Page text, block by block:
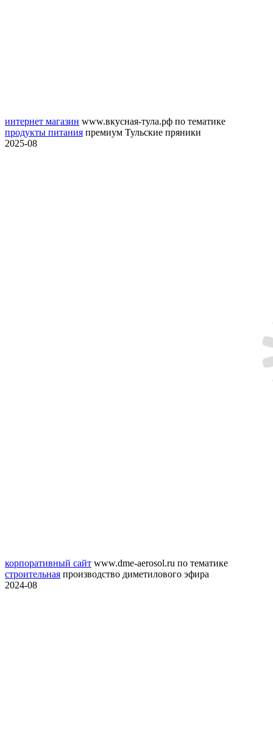
интернет магазин www.вкусная-тула.рф по тематике
продукты питания премиум Тульские пряники
2025-08
корпоративный сайт www.dme-aerosol.ru по тематике
строительная производство диметилового эфира
2024-08